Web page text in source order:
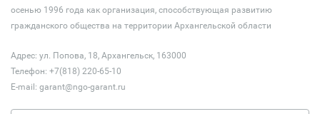
осенью 1996 года как организация, способствующая развитию
гражданского общества на территории Архангельской области
Адрес: ул. Попова, 18, Архангельск, 163000
Телефон: +7(818) 220-65-10
E-mail: garant@ngo-garant.ru